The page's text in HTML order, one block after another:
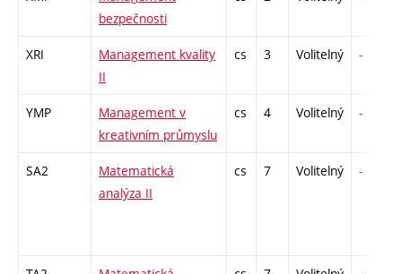
bezpečnosti
XRI
Management kvality
II
cs 3 Volitelný -
YMP
Management v
kreativním průmyslu
cs 4 Volitelný -
SA2
Matematická
analýza II
cs 7 Volitelný -